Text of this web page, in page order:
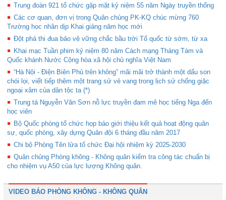
Trung đoàn 921 tổ chức gặp mặt kỷ niệm 55 năm Ngày truyền thống
Các cơ quan, đơn vị trong Quân chủng PK-KQ chúc mừng 760
Trường học nhân dịp Khai giảng năm học mới
Đột phá thi đua bảo vệ vững chắc bầu trời Tổ quốc từ sớm, từ xa
Khai mạc Tuần phim kỷ niệm 80 năm Cách mạng Tháng Tám và
Quốc khánh Nước Cộng hòa xã hội chủ nghĩa Việt Nam
“Hà Nội - Điện Biên Phủ trên không” mãi mãi trở thành một dấu son
chói lọi, viết tiếp thêm một trang sử vẻ vang trong lịch sử chống giặc
ngoại xâm của dân tộc ta (*)
Trung tá Nguyễn Văn Sơn nỗ lực truyền đam mê học tiếng Nga đến
học viên
Bộ Quốc phòng tổ chức họp báo giới thiệu kết quả hoạt động quân
sự, quốc phòng, xây dựng Quân đội 6 tháng đầu năm 2017
Chi bộ Phòng Tên lửa tổ chức Đại hội nhiệm kỳ 2025-2030
Quân chủng Phòng không - Không quân kiểm tra công tác chuẩn bị
cho nhiệm vụ A50 của lực lượng Không quân.
VIDEO BÁO PHÒNG KHÔNG - KHÔNG QUÂN